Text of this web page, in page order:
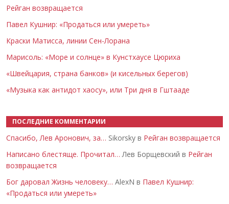
Рейган возвращается
Павел Кушнир: «Продаться или умереть»
Краски Матисса, линии Сен-Лорана
Марисоль: «Море и солнце» в Кунстхаусе Цюриха
«Швейцария, страна банков» (и кисельных берегов)
«Музыка как антидот хаосу», или Три дня в Гштааде
ПОСЛЕДНИЕ КОММЕНТАРИИ
Спасибо, Лев Аронович, за… Sikorsky в Рейган возвращается
Написано блестяще. Прочитал… Лев Борщевский в Рейган
возвращается
Бог даровал Жизнь человеку… AlexN в Павел Кушнир:
«Продаться или умереть»